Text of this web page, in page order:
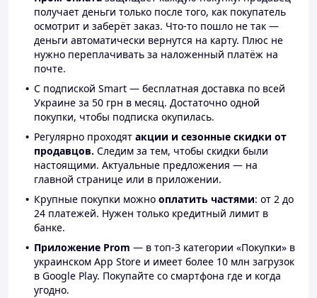
получает деньги только после того, как покупатель
осмотрит и заберёт заказ. Что-то пошло не так —
деньги автоматически вернутся на карту. Плюс не
нужно переплачивать за наложенный платёж на
почте.
С подпиской Smart — бесплатная доставка по всей
Украине за 50 грн в месяц. Достаточно одной
покупки, чтобы подписка окупилась.
Регулярно проходят акции и сезонные скидки от
продавцов. Следим за тем, чтобы скидки были
настоящими. Актуальные предложения — на
главной странице или в приложении.
Крупные покупки можно оплатить частями: от 2 до
24 платежей. Нужен только кредитный лимит в
банке.
Приложение Prom — в топ-3 категории «Покупки» в
украинском App Store и имеет более 10 млн загрузок
в Google Play. Покупайте со смартфона где и когда
угодно.